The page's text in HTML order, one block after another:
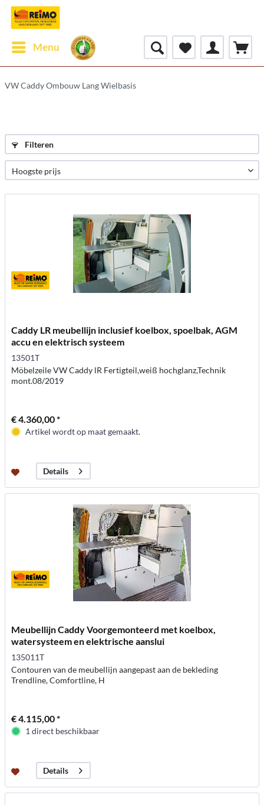
Menu
VW Caddy Ombouw Lang Wielbasis
Filteren
Caddy LR meubellijn inclusief koelbox, spoelbak, AGM
accu en elektrisch systeem
13501T
Möbelzeile VW Caddy lR Fertigteil,weiß hochglanz,Technik
mont.08/2019
€ 4.360,00 *
Artikel wordt op maat gemaakt.
Details
Meubellijn Caddy Voorgemonteerd met koelbox,
watersysteem en elektrische aanslui
135011T
Contouren van de meubellijn aangepast aan de bekleding
Trendline, Comfortline, H
€ 4.115,00 *
1 direct beschikbaar
Details